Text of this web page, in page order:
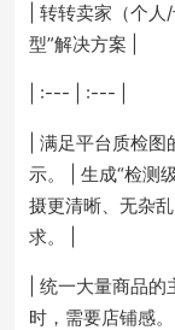
| 转转卖家（个
型”解决方案 |
| :--- | :--- |
| 满足平台质检
示。 | 生成“检测
摄更清晰、无杂
求。 |
| 统一大量商品
时，需要店铺感